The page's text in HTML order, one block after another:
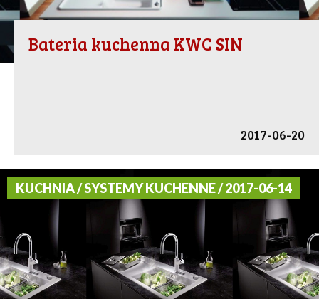
Bateria kuchenna KWC SIN
2017-06-20
KUCHNIA / SYSTEMY KUCHENNE / 2017-06-14